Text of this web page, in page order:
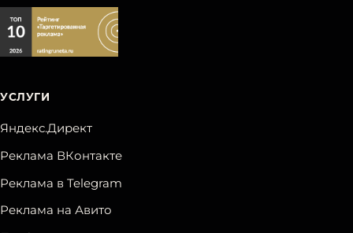
УСЛУГИ
Яндекс.Директ
Реклама ВКонтакте
Реклама в Telegram
Реклама на Авито